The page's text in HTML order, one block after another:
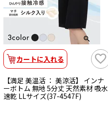
カートに入れる
【満足 美温活 ： 美涼活】 インナ
ーボトム 無地 5分丈 天然素材 吸水
速乾 LLサイズ(37-4547F)